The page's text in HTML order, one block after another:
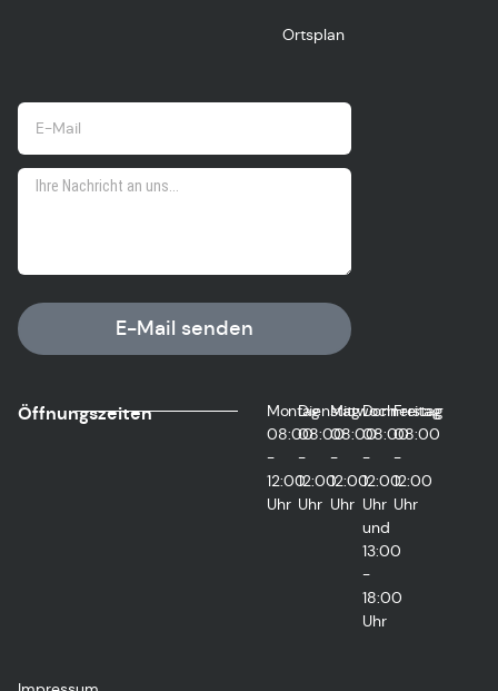
Ortsplan
E-Mail senden
Öffnungszeiten
Montag
08:00
-
12:00
Uhr
Dienstag
08:00
-
12:00
Uhr
Mittwoch
08:00
-
12:00
Uhr
Donnerstag
08:00
-
12:00
Uhr
und
13:00
-
18:00
Uhr
Freitag
08:00
-
12:00
Uhr